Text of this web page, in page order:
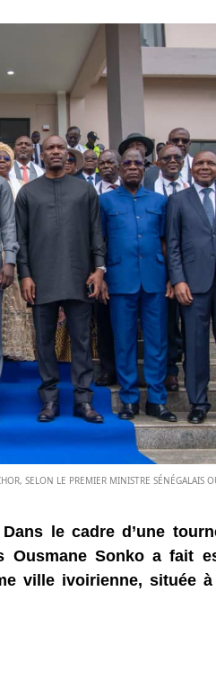
SELON LE PREMIER MINISTRE SÉNÉGALAIS
le cadre d’une
Ousmane Sonko a fait
ville ivoirienne, située